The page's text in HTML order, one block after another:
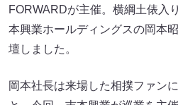
FORWARDが主催。横綱土俵入
本興業ホールディングスの岡本
壇しました。
岡本社長は来場した相撲ファン